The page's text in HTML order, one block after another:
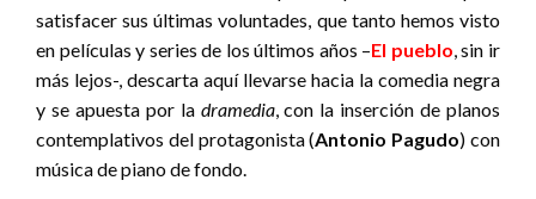
satisfacer sus últimas voluntades, que tanto hemos visto
en películas y series de los últimos años –El pueblo, sin ir
más lejos-, descarta aquí llevarse hacia la comedia negra
y se apuesta por la dramedia, con la inserción de planos
contemplativos del protagonista (Antonio Pagudo) con
música de piano de fondo.